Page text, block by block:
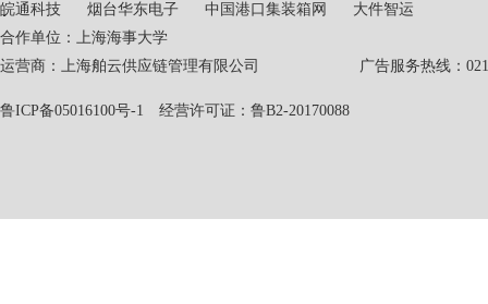
皖通科技 烟台华东电子 中国港口集装箱网
大件智运
合作单位：上海海事大学
运营商：上海舶云供应链管理有限公司 广告服务热线：021-
鲁ICP备05016100号-1 经营许可证：鲁B2-20170088